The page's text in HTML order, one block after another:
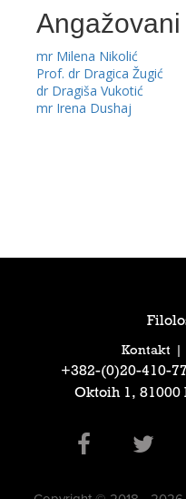
mr Milena Nikolić
Prof. dr Dragica Žugić
dr Dragiša Vukotić
mr Irena Dushaj
Kontakt
‎+382-(0)20-410-
Oktoih 1, 81000